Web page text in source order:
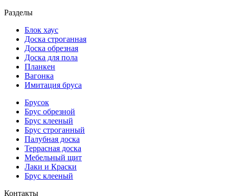
Разделы
Блок хаус
Доска строганная
Доска обрезная
Доска для пола
Планкен
Вагонка
Имитация бруса
Брусок
Брус обрезной
Брус клееный
Брус строганный
Палубная доска
Террасная доска
Мебельный щит
Лаки и Краски
Брус клееный
Контакты